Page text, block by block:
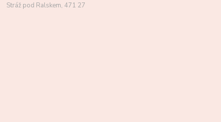
Stráž pod Ralskem, 471 27